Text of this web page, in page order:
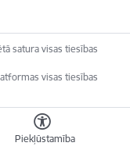
Piekļūstamība
satura visas tiesības
visas tiesības